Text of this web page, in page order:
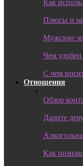
Как
Плюсы и
Мужские
Чем удобен
С чем
Отношения
Обзор
Дарите
Как